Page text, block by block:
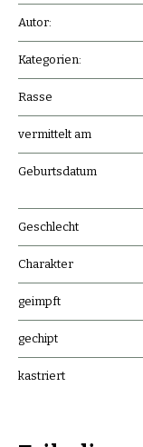
Autor:
Kategorien:
Rasse
vermittelt am
Geburtsdatum
Geschlecht
Charakter
geimpft
gechipt
kastriert